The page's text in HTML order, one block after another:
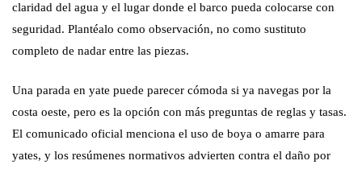
claridad del agua y el lugar donde el barco pueda colocarse con
seguridad. Plantéalo como observación, no como sustituto
completo de nadar entre las piezas.
Una parada en yate puede parecer cómoda si ya navegas por la
costa oeste, pero es la opción con más preguntas de reglas y tasas.
El comunicado oficial menciona el uso de boya o amarre para
yates, y los resúmenes normativos advierten contra el daño por